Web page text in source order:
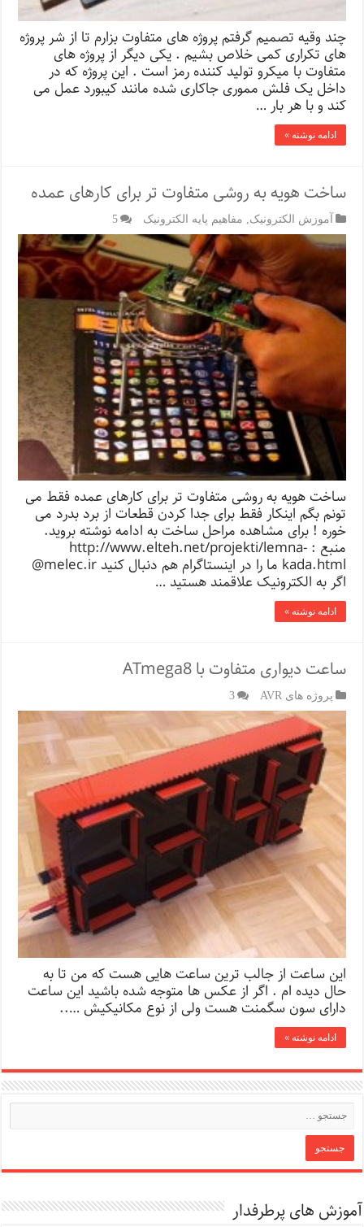
چند وقیه تصمیم گرفتم پروژه های متفاوت بزارم تا از شر پروژه
های تکراری کمی خلاص بشیم . یکی دیگر از پروژه های
متفاوت با میکرو تولید کننده رمز است . این پروژه که در
داخل یک فلش مموری جاکاری شده مانند کیبورد عمل می
کند و با هر بار …
ادامه نوشته »
ساخت هویه به روشی متفاوت تر برای کارهای عمده
آموزش الکترونیک, مفاهیم پایه الکترونیک 5
ساخت هویه به روشی متفاوت تر برای کارهای عمده فقط می
تونم بگم اینکار فقط برای جدا کردن قطعات از برد بدرد می
خوره ! برای مشاهده مراحل ساخت به ادامه نوشته بروید.
منبع : http://www.elteh.net/projekti/lemna-
kada.html ما را در اینستاگرام هم دنبال کنید melec.ir@
اگر به الکترونیک علاقمند هستید …
ادامه نوشته »
ساعت دیواری متفاوت با ATmega8
پروژه های AVR 3
این ساعت از جالب ترین ساعت هایی هست که من تا به
حال دیده ام . اگر از عکس ها متوجه شده باشید این ساعت
دارای سون سگمنت هست ولی از نوع مکانیکیش …..
ادامه نوشته »
آموزش های پرطرفدار